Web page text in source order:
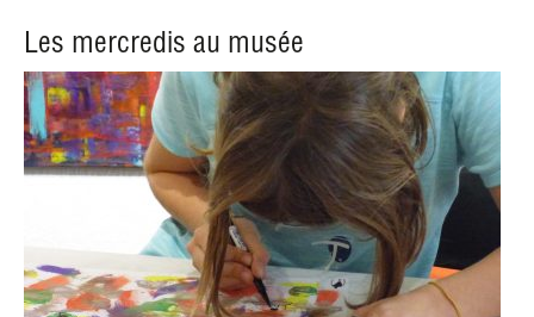
Les mercredis au musée